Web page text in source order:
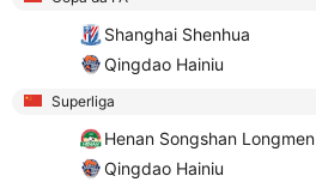
Shanghai Shenhua
Qingdao Hainiu
Superliga
Henan Songshan Longmen
Qingdao Hainiu